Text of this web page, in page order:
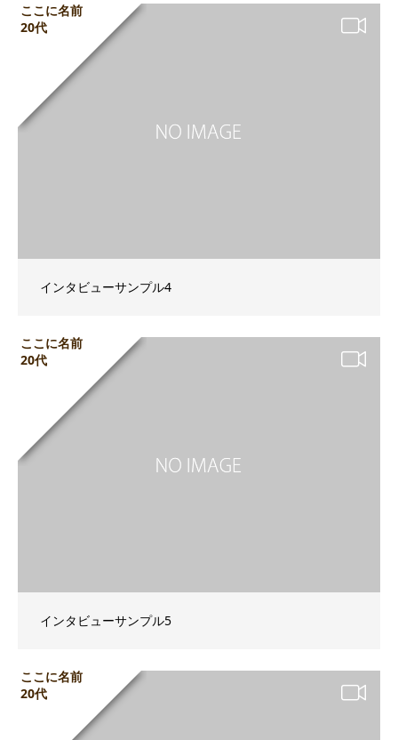
ここに名前
20代
インタビューサンプル4
ここに名前
20代
インタビューサンプル5
ここに名前
20代